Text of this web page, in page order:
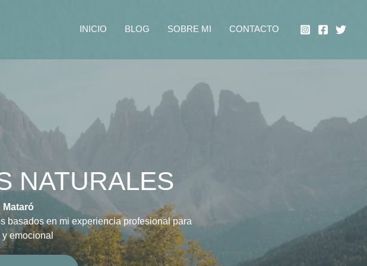
INICIO BLOG SOBRE MI CONTACTO
NATURALES
Mataró
basados en mi experiencia profesional para
emocional